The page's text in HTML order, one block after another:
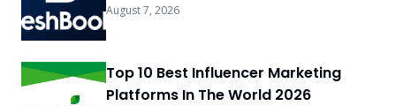
August 7, 2026
Top 10 Best Influencer Marketing
Platforms In The World 2026